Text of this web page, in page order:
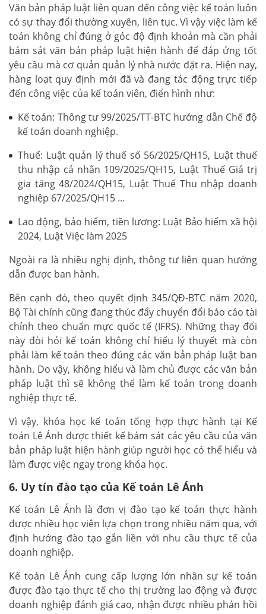
Văn bản pháp luật liên quan đến công việc kế toán luôn
có sự thay đổi thường xuyên, liên tục. Vì vậy việc làm kế
toán không chỉ đúng ở góc độ định khoản mà cần phải
bám sát văn bản pháp luật hiện hành để đáp ứng tốt
yêu cầu mà cơ quản quản lý nhà nước đặt ra. Hiện nay,
hàng loạt quy định mới đã và đang tác động trực tiếp
đến công việc của kế toán viên, điển hình như:
Kế toán: Thông tư 99/2025/TT-BTC hướng dẫn Chế độ
kế toán doanh nghiệp.
Thuế: Luật quản lý thuế số 56/2025/QH15, Luật thuế
thu nhập cá nhân 109/2025/QH15, Luật Thuế Giá trị
gia tăng 48/2024/QH15, Luật Thuế Thu nhập doanh
nghiệp 67/2025/QH15 …
Lao động, bảo hiểm, tiền lương: Luật Bảo hiểm xã hội
2024, Luật Việc làm 2025
Ngoài ra là nhiều nghị định, thông tư liên quan hướng
dẫn được ban hành.
Bên cạnh đó, theo quyết định 345/QĐ-BTC năm 2020,
Bộ Tài chính cũng đang thúc đẩy chuyển đổi báo cáo tài
chính theo chuẩn mực quốc tế (IFRS). Những thay đổi
này đòi hỏi kế toán không chỉ hiểu lý thuyết mà còn
phải làm kế toán theo đúng các văn bản pháp luật ban
hành. Do vậy, không hiểu và làm chủ được các văn bản
pháp luật thì sẽ không thể làm kế toán trong doanh
nghiệp thực tế.
Vì vậy, khóa học kế toán tổng hợp thực hành tại Kế
toán Lê Ánh được thiết kế bám sát các yêu cầu của văn
bản pháp luật hiện hành giúp người học có thể hiểu và
làm được việc ngay trong khóa học.
6. Uy tín đào tạo của Kế toán Lê Ánh
Kế toán Lê Ánh là đơn vị đào tạo kế toán thực hành
được nhiều học viên lựa chọn trong nhiều năm qua, với
định hướng đào tạo gắn liền với nhu cầu thực tế của
doanh nghiệp.
Kế toán Lê Ánh cung cấp lượng lớn nhân sự kế toán
được đào tạo thực tế cho thị trường lao động và được
doanh nghiệp đánh giá cao, nhận được nhiều phản hồi